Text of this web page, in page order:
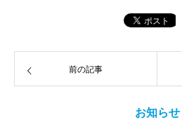
前の記事
お知らせ